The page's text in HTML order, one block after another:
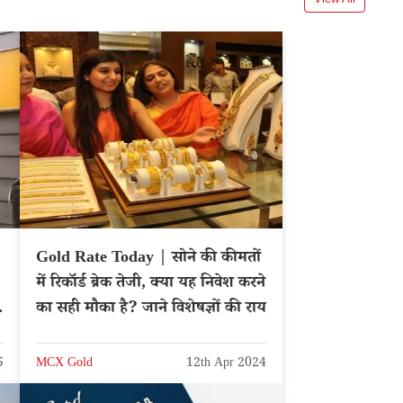
Gold Rate Today | सोने की कीमतों
में रिकॉर्ड ब्रेक तेजी, क्या यह निवेश करने
का सही मौका है? जाने विशेषज्ञों की राय
MCX Gold 12th Apr 2024